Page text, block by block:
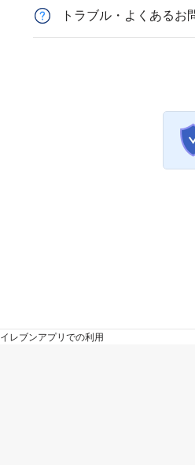
トラブル・よくあるお
レブンアプリでの利用